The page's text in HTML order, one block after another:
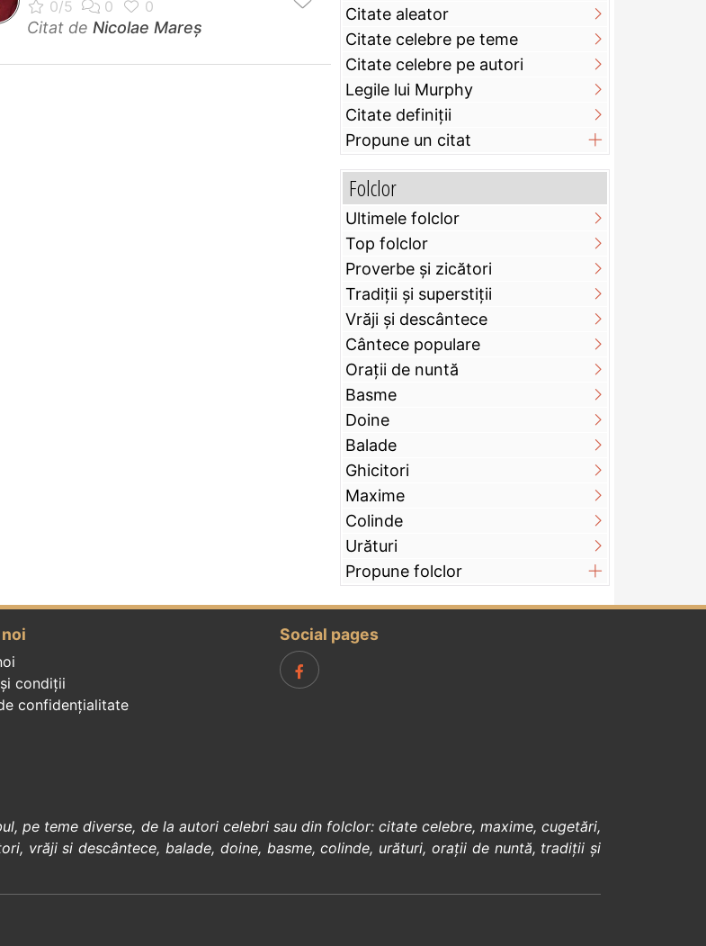
Citat de Nicolae Mareș
Citate aleator
Citate celebre pe teme
Citate celebre pe autori
Legile lui Murphy
Citate definiţii
Propune un citat
Folclor
Ultimele folclor
Top folclor
Proverbe și zicători
Tradiții și superstiții
Vrăji și descântece
Cântece populare
Orații de nuntă
Basme
Doine
Balade
Ghicitori
Maxime
Colinde
Urături
Propune folclor
condiții
confidenţialitate
Social pages
pe teme diverse, de la autori celebrisau din folclor: citate celebre, maxime,cugetări,
, vrăji si descântece, balade, doine, basme,colinde, urături, orații de nuntă, tradiții și